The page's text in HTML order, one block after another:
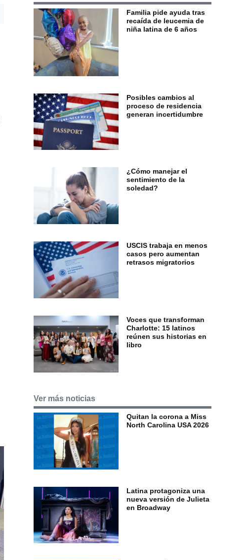
Familia pide ayuda tras
recaída de leucemia de
niña latina de 6 años
Posibles cambios al
proceso de residencia
generan incertidumbre
¿Cómo manejar el
sentimiento de la
soledad?
USCIS trabaja en menos
casos pero aumentan
retrasos migratorios
Voces que transforman
Charlotte: 15 latinos
reúnen sus historias en
libro
Ver más noticias
Quitan la corona a Miss
North Carolina USA 2026
Latina protagoniza una
nueva versión de Julieta
en Broadway